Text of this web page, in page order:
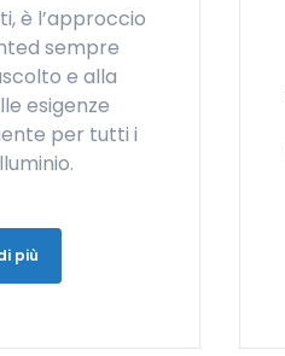
è l’approccio
sempre
e alla
esigenze
per tutti i
più